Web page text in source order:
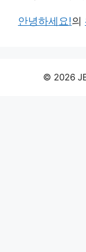
안녕하세요!의
© 2026